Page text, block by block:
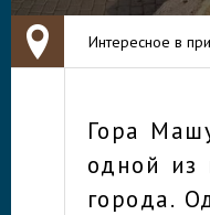
Интересное в
Гора
одной из
города.